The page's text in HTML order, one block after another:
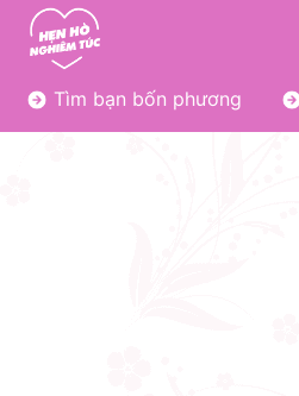
Tìm bạn bốn phương